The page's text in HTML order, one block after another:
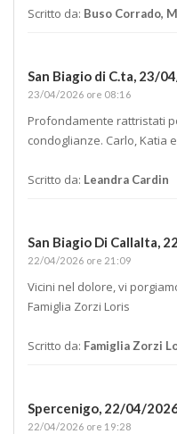
Scritto da: Buso Corrado,
San Biagio di C.ta, 23/
23/04/2026 ore 08:16
Profondamente rattristati
condoglianze. Carlo, Katia
Scritto da: Leandra Cardin
San Biagio Di Callalta,
22/04/2026 ore 21:09
Vicini nel dolore, vi
Famiglia Zorzi Loris
Scritto da: Famiglia Zorzi
Spercenigo, 22/04/
22/04/2026 ore 19:28